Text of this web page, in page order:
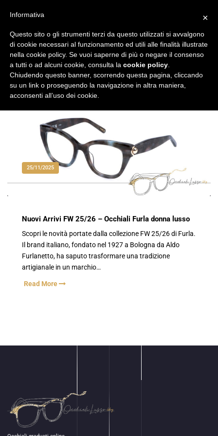
25/11/2025
Nuovi Arrivi FW 25/26 – Occhiali Furla donna lusso
Scopri le novità portate dalla collezione FW 25/26 di Furla.
Il brand italiano, fondato nel 1927 a Bologna da Aldo
Furlanetto, ha saputo trasformare una tradizione
artigianale in un marchio…
Read More
×
Informativa
Questo sito o gli strumenti terzi da questo utilizzati si avvalgono
di cookie necessari al funzionamento ed utili alle finalità illustrate
nella cookie policy. Se vuoi saperne di più o negare il consenso
a tutti o ad alcuni cookie, consulta la cookie policy
Chiudendo questo banner, scorrendo questa pagina, cliccando
su un link o proseguendo la navigazione in altra maniera,
acconsenti all’uso dei cookie.